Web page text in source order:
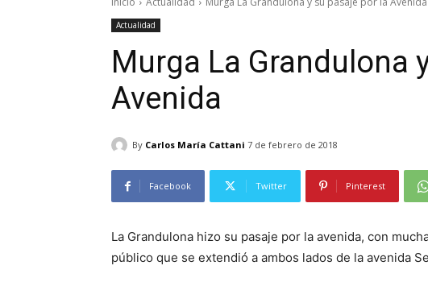
Actualidad
Murga La Grandulona
Avenida
By Carlos María Cattani 7 de febrero de 2018
Facebook Twitter Pinterest
La Grandulona hizo su pasaje por la avenida, con
público que se extendió a ambos lados de la avenida